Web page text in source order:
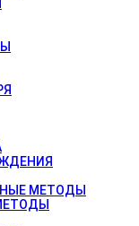
МЕТОДЫ